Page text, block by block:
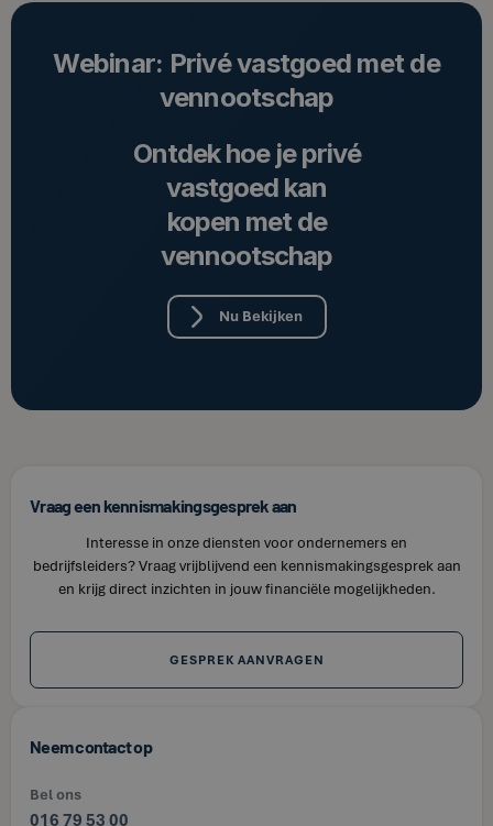
Webinar: Privé vastgoed met de
vennootschap
Ontdek hoe je privé
vastgoed kan
kopen met de
vennootschap
Nu Bekijken
Vraag een kennismakingsgesprek aan
Interesse in onze diensten voor ondernemers en
bedrijfsleiders? Vraag vrijblijvend een kennismakingsgesprek aan
en krijg direct inzichten in jouw financiële mogelijkheden.
GESPREK AANVRAGEN
Neem contact op
Bel ons
016 79 53 00